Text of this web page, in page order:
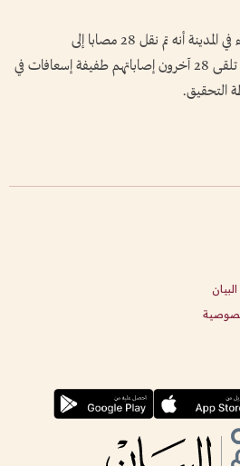
وذكرت خدمتا الإسعاف والإطفاء في المدينة أنه تم نقل 28 مصابا إلى
المستشفيات لتلقي العلاج بينما تلقى 28 آخرون إصاباتهم طفيفة إسعافات في
التحقيق.